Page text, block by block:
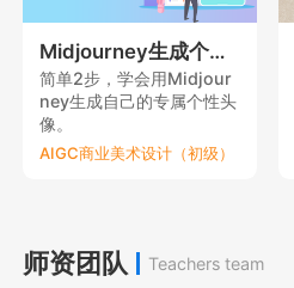
Midjourney生成个性元宇宙头像
简单2步，学会用Midjour
ney生成自己的专属个性头
像。
AIGC商业美术设计（初级）
师资团队 Teachers team